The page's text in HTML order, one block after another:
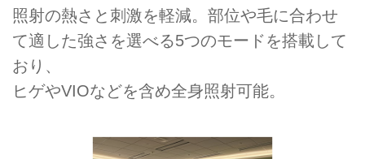
照射の熱さと刺激を軽減。部位や毛に合わせ
て適した強さを選べる5つのモードを搭載して
おり、
ヒゲやVIOなどを含め全身照射可能。